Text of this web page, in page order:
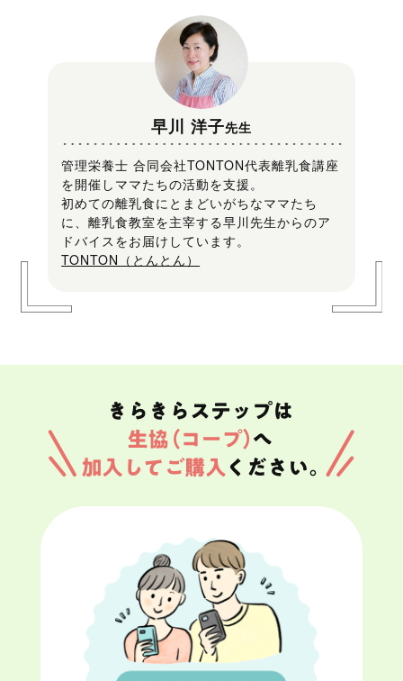
早川 洋子先生
管理栄養士 合同会社TONTON代表離乳食講座
を開催しママたちの活動を支援。
初めての離乳食にとまどいがちなママたち
に、離乳食教室を主宰する早川先生からのア
ドバイスをお届けしています。
TONTON（とんとん）